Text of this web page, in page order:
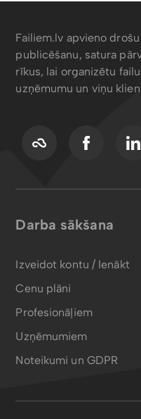
Failiem.lv apvieno
publicēšanu, satura
rīkus, lai organizētu
uzņēmumu un viņu
Darba sākšana
Izveidot kontu / Ienākt
Cenu plāni
Profesionāļiem
Uzņēmumiem
Noteikumi un GDPR